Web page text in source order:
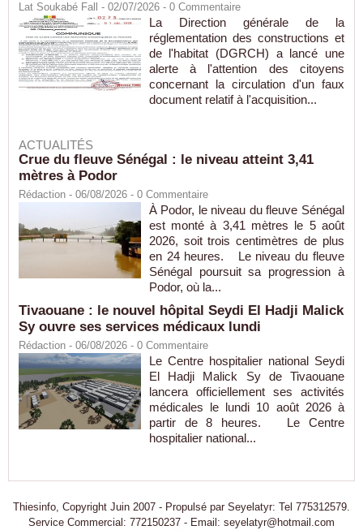
Lat Soukabé Fall - 02/07/2026 - 0 Commentaire
La Direction générale de la
réglementation des constructions et
de l'habitat (DGRCH) a lancé une
alerte à l'attention des citoyens
concernant la circulation d'un faux
document relatif à l'acquisition...
ACTUALITÉS
Crue du fleuve Sénégal : le niveau atteint 3,41
mètres à Podor
Rédaction - 06/08/2026 - 0 Commentaire
À Podor, le niveau du fleuve Sénégal
est monté à 3,41 mètres le 5 août
2026, soit trois centimètres de plus
en 24 heures. Le niveau du fleuve
Sénégal poursuit sa progression à
Podor, où la...
Tivaouane : le nouvel hôpital Seydi El Hadji Malick
Sy ouvre ses services médicaux lundi
Rédaction - 06/08/2026 - 0 Commentaire
Le Centre hospitalier national Seydi
El Hadji Malick Sy de Tivaouane
lancera officiellement ses activités
médicales le lundi 10 août 2026 à
partir de 8 heures. Le Centre
hospitalier national...
Thiesinfo, Copyright Juin 2007 - Propulsé par Seyelatyr: Tel 775312579.
Service Commercial: 772150237 - Email: seyelatyr@hotmail.com